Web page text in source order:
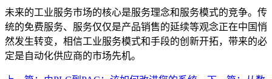
未来的工业服务市场的核心是服务理念和服务模式的竞争。传
统的免费服务、服务仅仅是产品销售的延续等观念正在中国悄
然发生转变，相信工业服务模式和手段的创新开拓，带来的必
定是自动化供应商的市场先机。